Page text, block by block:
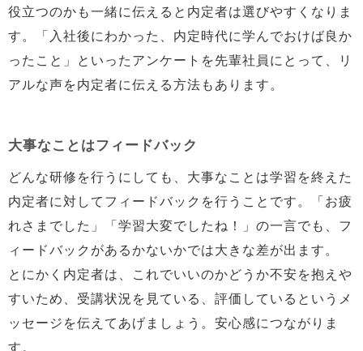
役立つのかも一緒に伝えると内定者は選びやすくなりま
す。「入社後にわかった、内定時代に学んでおけば良か
ったこと」といったアンケートを先輩社員にとって、リ
アルな声を内定者に伝える方法もあります。
大事なことはフィードバック
どんな研修を行うにしても、大事なことは学習を終えた
内定者に対してフィードバックを行うことです。「お疲
れさまでした」「学習大変でしたね！」の一言でも、フ
ィードバックがあるかないかでは大きな差が出ます。
とにかく内定者は、これでいいのかどうか不安を抱えや
すいため、受講状況を見ている、評価しているというメ
ッセージを伝えてあげましょう。安心感につながりま
す。